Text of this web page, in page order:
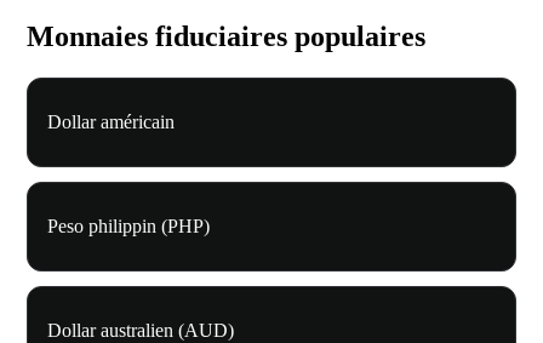
Monnaies fiduciaires populaires
Dollar américain
Peso philippin (PHP)
Dollar australien (AUD)